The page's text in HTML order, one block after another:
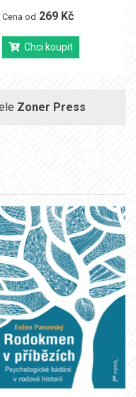
Cena od 269 Kč
Chci koupit
Zoner Press